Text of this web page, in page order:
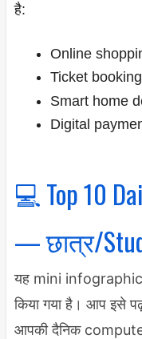
है:
Online
Ticket
Smart home
Digital
💻 Top 10
— छात्र/
यह mini infographic
किया गया है। आप इसे
आपकी दैनिक